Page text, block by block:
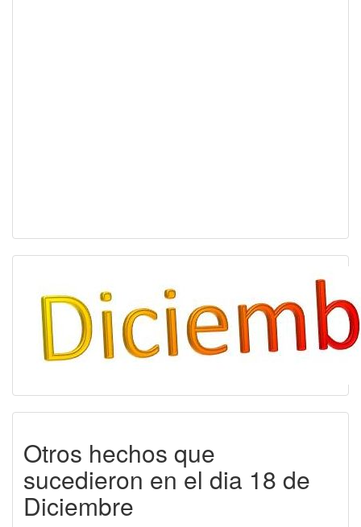
Otros hechos que
sucedieron en el dia 18 de
Diciembre